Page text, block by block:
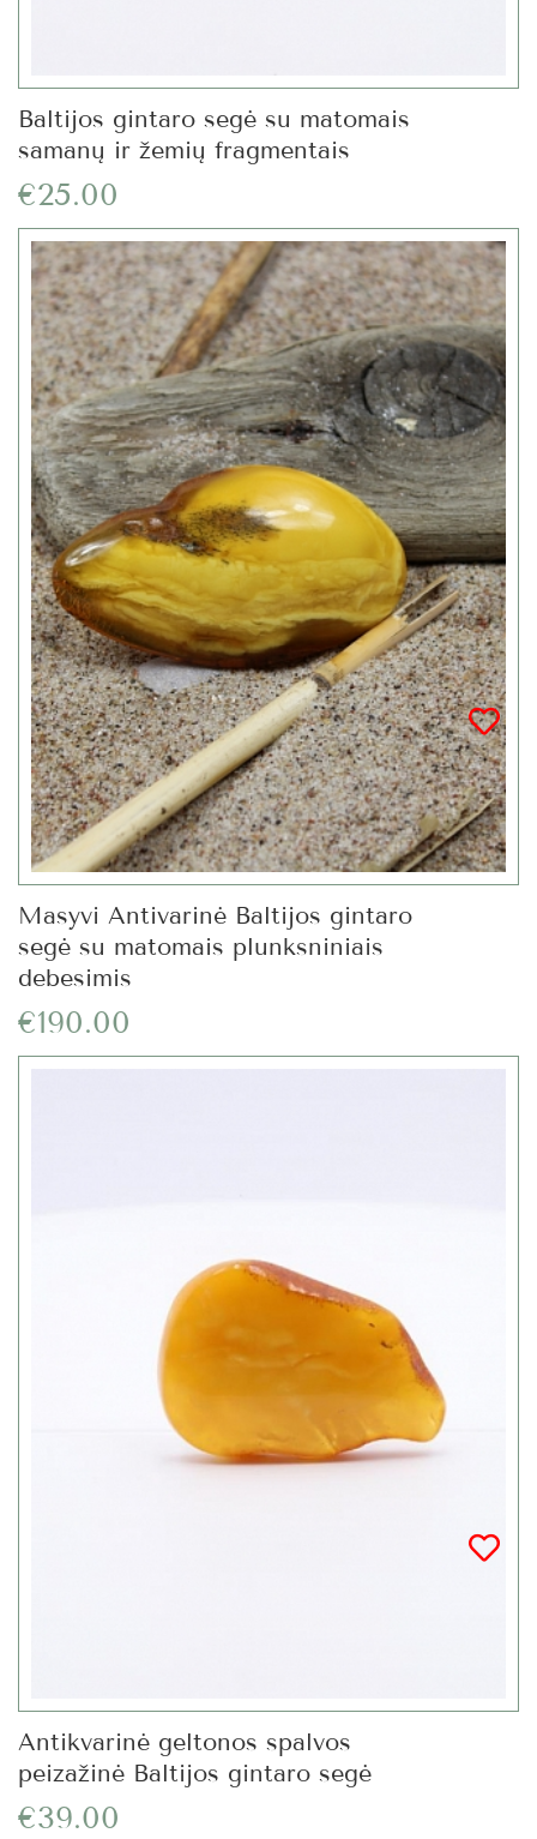
Baltijos gintaro segė su matomais
samanų ir žemių fragmentais
€25.00
Masyvi Antivarinė Baltijos gintaro
segė su matomais plunksniniais
debesimis
€190.00
Antikvarinė geltonos spalvos
peizažinė Baltijos gintaro segė
€39.00